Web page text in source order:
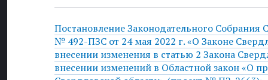
Постановление Законодательного Собрания
№ 492-ПЗС от 24 мая 2022 г. «О Законе
внесении изменения в статью 2 Закона
внесении изменений в Областной закон «О